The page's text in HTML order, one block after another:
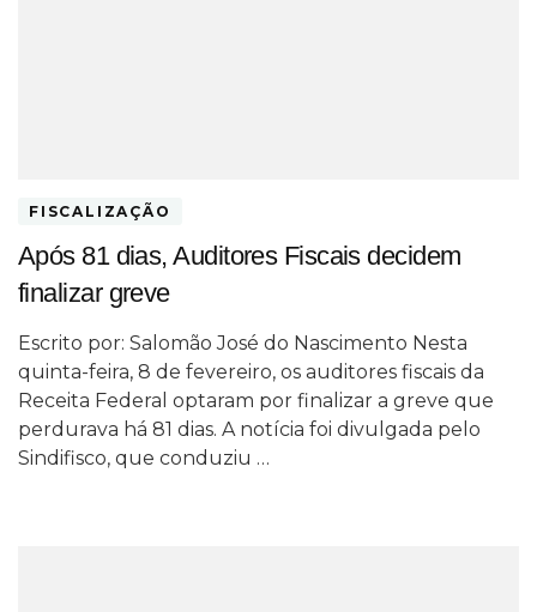
FISCALIZAÇÃO
Após 81 dias, Auditores Fiscais decidem
finalizar greve
Escrito por: Salomão José do Nascimento Nesta
quinta-feira, 8 de fevereiro, os auditores fiscais da
Receita Federal optaram por finalizar a greve que
perdurava há 81 dias. A notícia foi divulgada pelo
Sindifisco, que conduziu …